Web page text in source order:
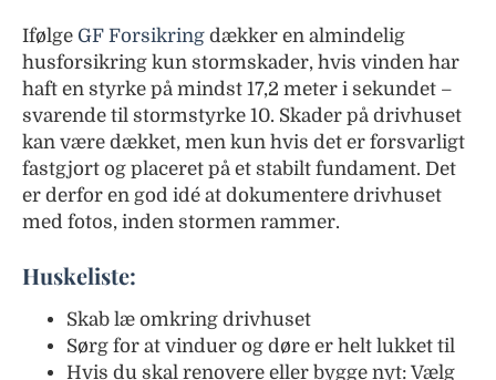
Ifølge GF Forsikring dækker en almindelig
husforsikring kun stormskader, hvis vinden har
haft en styrke på mindst 17,2 meter i sekundet –
svarende til stormstyrke 10. Skader på drivhuset
kan være dækket, men kun hvis det er forsvarligt
fastgjort og placeret på et stabilt fundament. Det
er derfor en god idé at dokumentere drivhuset
med fotos, inden stormen rammer.
Huskeliste:
Skab læ omkring drivhuset
Sørg for at vinduer og døre er helt lukket til
Hvis du skal renovere eller bygge nyt: Vælg